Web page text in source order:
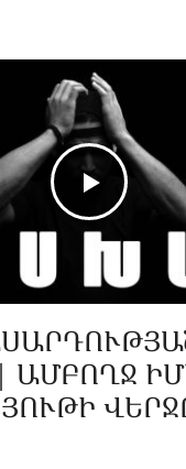
ԱՄԲՈՂՋ